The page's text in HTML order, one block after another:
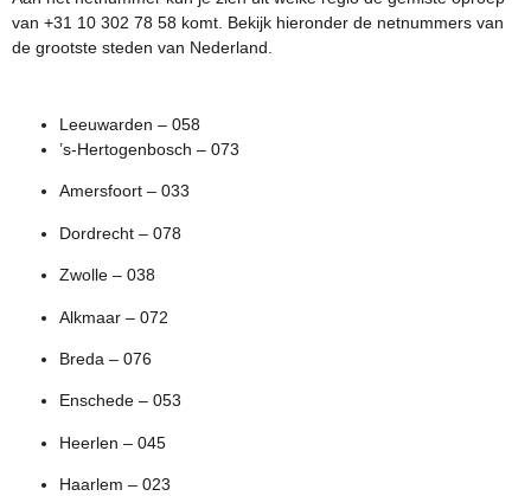
van +31 10 302 78 58 komt. Bekijk hieronder de netnummers van
de grootste steden van Nederland.
Leeuwarden – 058
’s-Hertogenbosch – 073
Amersfoort – 033
Dordrecht – 078
Zwolle – 038
Alkmaar – 072
Breda – 076
Enschede – 053
Heerlen – 045
Haarlem – 023